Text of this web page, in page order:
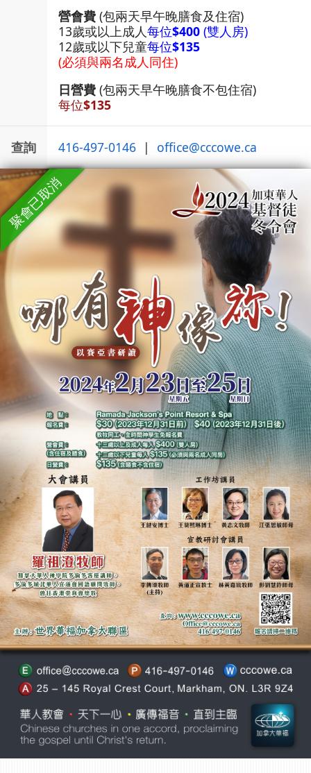
營會費(包兩天早午晚膳食及住宿)
13歲或以上成人每位$400(雙人房)
12歲或以下兒童每位$135
(必須與兩名成人同住)
日營費(包兩天早午晚膳食不包住宿)
每位$135
查詢 416-497-0146| office@cccowe.ca